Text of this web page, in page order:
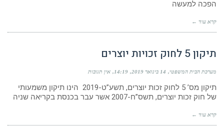
הפכה למעשה
קרא עוד ←
תיקון 5 לחוק זכויות יוצרים
מערכת הבית המשפטי 14 בינואר 2019 14:19 אין תגובות
תיקון מס’ 5 לחוק זכות יוצרים, תשע”ט-2019 הינו תיקון משמעותי
של חוק זכות יוצרים, תשס”ח-2007 אשר עבר בכנסת בקריאה שניה
קרא עוד ←